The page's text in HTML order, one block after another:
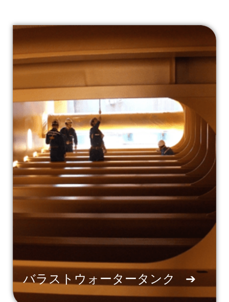
バラストウォータータンク ➔